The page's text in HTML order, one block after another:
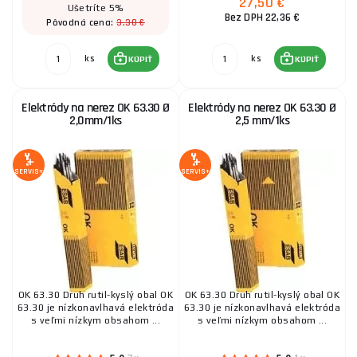
Volfrámové elektródy tig 2,4mm červená/1ks
SKLADOM ks KÚPIŤ 6,50 €
Volfrámové elektródy tig 1,6 mm modrá/1ks
SKLADOM 2,60 €
Elektródy ESAB E-B 121 2.5x350 mm 4.3kg
SKLADOM KÚPIŤ 45,90 €
Ušetríte 5%
Pôvodná cena:3,30 €
ks KÚPIŤ
Bez DPH 22,36 €
ks KÚPIŤ
Elektródy na nerez OK 63.30 Ø
2,0mm/1ks
SERVIS+
OK 63.30 Druh rutil-kyslý obal OK
63.30 je nízkonavlhavá elektróda
s veľmi nízkym obsahom ...
Elektródy na nerez OK 63.30 Ø
2,5 mm/1ks
SERVIS+
OK 63.30 Druh rutil-kyslý obal OK
63.30 je nízkonavlhavá elektróda
s veľmi nízkym obsahom ...